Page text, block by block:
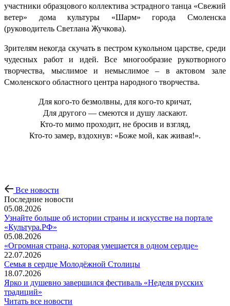
участники образцового коллектива эстрадного танца «Свежий
ветер» дома культуры «Шарм» города Смоленска
(руководитель Светлана Жучкова).
Зрителям некогда скучать в пестром кукольном царстве, среди
чудесных работ и идей. Все многообразие рукотворного
творчества, мыслимое и немыслимое – в актовом зале
Смоленского областного центра народного творчества.
Для кого-то безмолвны, для кого-то кричат,
Для другого — смеются и душу ласкают.
Кто-то мимо проходит, не бросив и взгляд,
Кто-то замер, вздохнув: «Боже мой, как живая!».
Все новости
Последние новости
05.08.2026
Узнайте больше об истории страны и искусстве на портале
«Культура.РФ»
05.08.2026
«Огромная страна, которая умещается в одном сердце»
22.07.2026
Семья в сердце Молодёжной Столицы
18.07.2026
Ярко и душевно завершился фестиваль «Неделя русских
традиций»
Читать все новости